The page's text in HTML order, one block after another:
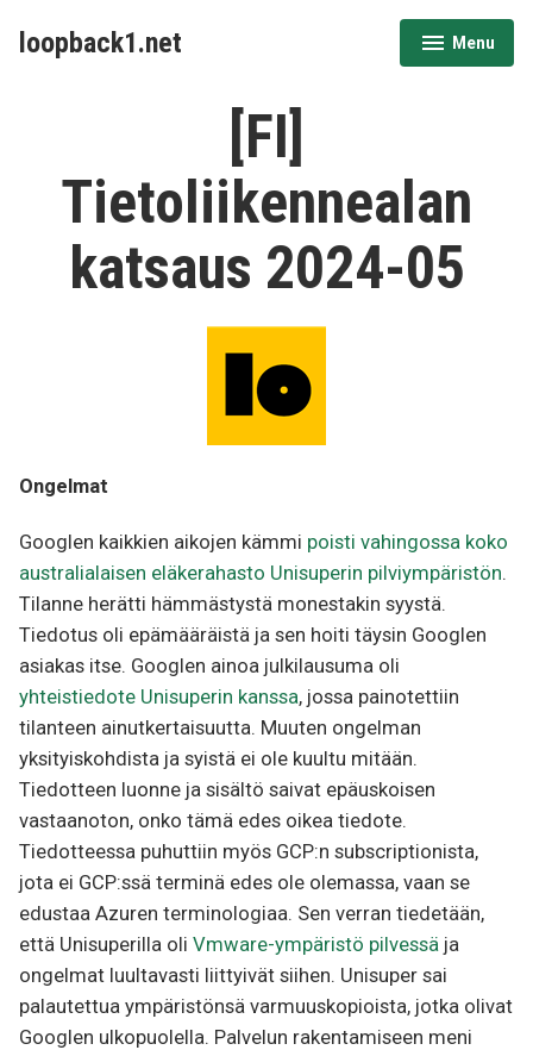
loopback1.net Menu
expanded
collapsed
[FI]
Tietoliikennealan
katsaus 2024-05
Ongelmat
Googlen kaikkien aikojen kämmi poisti vahingossa koko
australialaisen eläkerahasto Unisuperin pilviympäristön.
Tilanne herätti hämmästystä monestakin syystä.
Tiedotus oli epämääräistä ja sen hoiti täysin Googlen
asiakas itse. Googlen ainoa julkilausuma oli
yhteistiedote Unisuperin kanssa, jossa painotettiin
tilanteen ainutkertaisuutta. Muuten ongelman
yksityiskohdista ja syistä ei ole kuultu mitään.
Tiedotteen luonne ja sisältö saivat epäuskoisen
vastaanoton, onko tämä edes oikea tiedote.
Tiedotteessa puhuttiin myös GCP:n subscriptionista,
jota ei GCP:ssä terminä edes ole olemassa, vaan se
edustaa Azuren terminologiaa. Sen verran tiedetään,
että Unisuperilla oli Vmware-ympäristö pilvessä ja
ongelmat luultavasti liittyivät siihen. Unisuper sai
palautettua ympäristönsä varmuuskopioista, jotka olivat
Googlen ulkopuolella. Palvelun rakentamiseen meni